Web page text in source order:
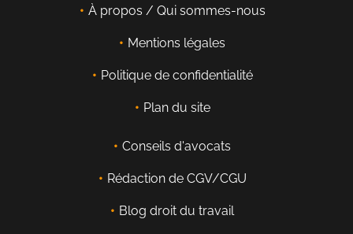
À propos / Qui sommes-nous
Mentions légales
Politique de confidentialité
Plan du site
Conseils d'avocats
Rédaction de CGV/CGU
Blog droit du travail